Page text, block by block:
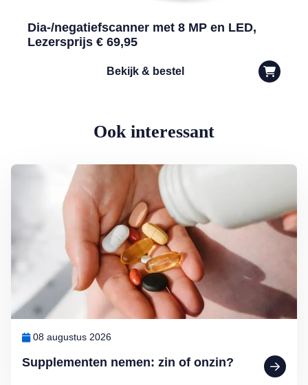
Dia-/negatiefscanner met 8 MP en LED,
Lezersprijs € 69,95
Bekijk & bestel
Ook interessant
Supplementen nemen: zin of onzin?
08 augustus 2026
Lees meer over Supplementen nemen: zin of onzin?